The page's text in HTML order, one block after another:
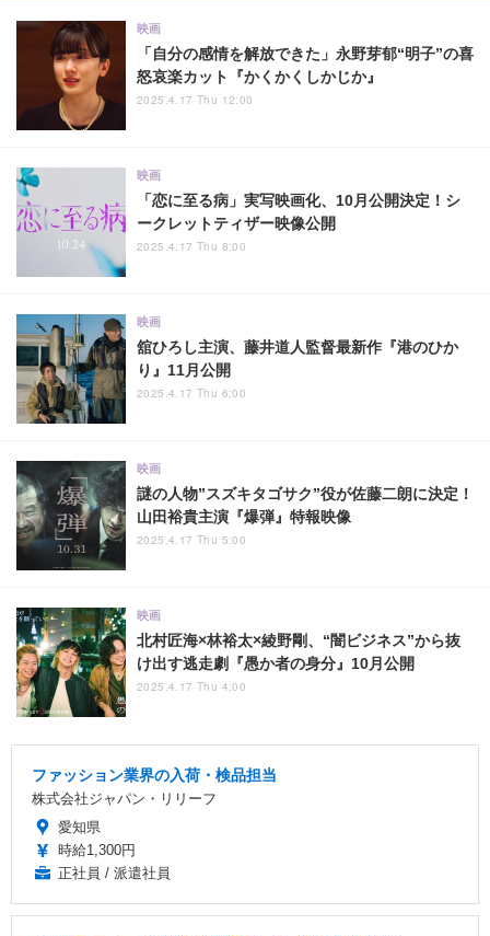
「自分の感情を解放できた」永野芽郁“明子”の喜
怒哀楽カット『かくかくしかじか』
映画
2025.4.17 Thu 12:00
「恋に至る病」実写映画化、10月公開決定！シ
ークレットティザー映像公開
映画
2025.4.17 Thu 8:00
舘ひろし主演、藤井道人監督最新作『港のひか
り』11月公開
映画
2025.4.17 Thu 6:00
謎の人物”スズキタゴサク”役が佐藤二朗に決定！
山田裕貴主演『爆弾』特報映像
映画
2025.4.17 Thu 5:00
北村匠海×林裕太×綾野剛、“闇ビジネス”から抜
け出す逃走劇『愚か者の身分』10月公開
映画
2025.4.17 Thu 4:00
ファッション業界の入荷・検品担当
株式会社ジャパン・リリーフ
愛知県
時給1,300円
正社員 / 派遣社員